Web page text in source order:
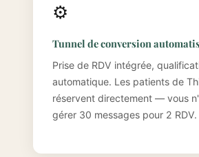
⚙️
Tunnel de conversion
Prise de RDV intégrée,
automatique. Les patients de
réservent directement — vous
gérer 30 messages pour 2 RDV.